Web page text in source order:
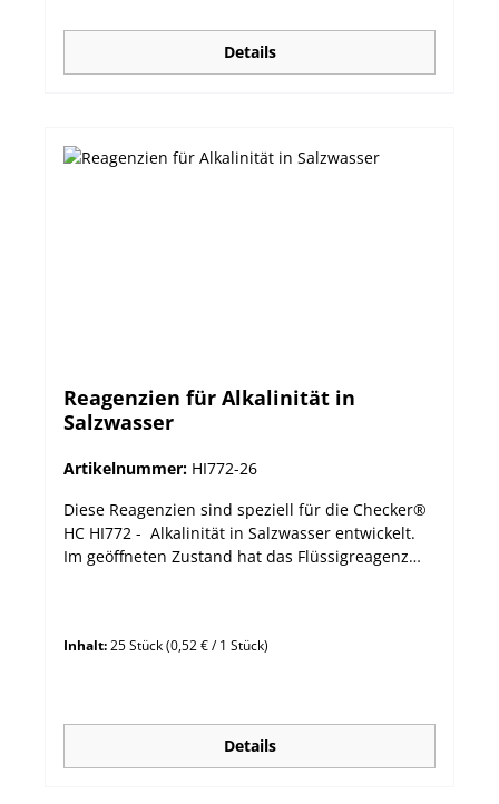
Details
Reagenzien für Alkalinität in
Salzwasser
Artikelnummer: HI772-26
Diese Reagenzien sind speziell für die Checker®
HC HI772 - Alkalinität in Salzwasser entwickelt.
Im geöffneten Zustand hat das Flüssigreagenz
vermeiden. vorgefertigte und -dosierte
HI772S-Reagenz (30 mL) für 25 Tests und einer
Spritze für die optinale Dosierung. mit
Ablaufdatum und Chargennummer versehen
Inhalt:25 Stück(0,52 € / 1 Stück)
Details